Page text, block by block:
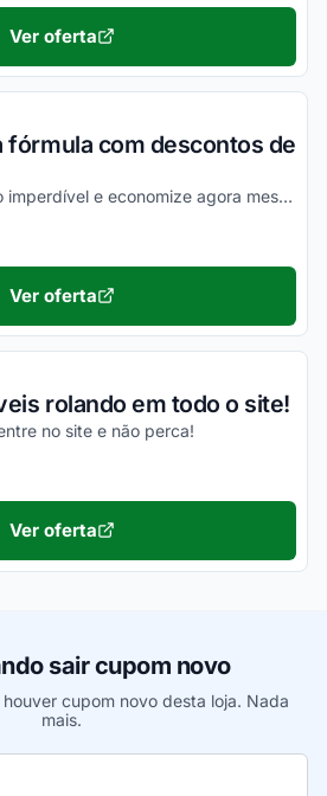
Ver oferta
fórmula com descontos de
Confira esta promoção imperdível e economize agora mesmo da melhor forma possível!
Ver oferta
rolando em todo o site!
no site e não perca!
Ver oferta
sair cupom novo
cupom novo desta loja. Nada
mais.